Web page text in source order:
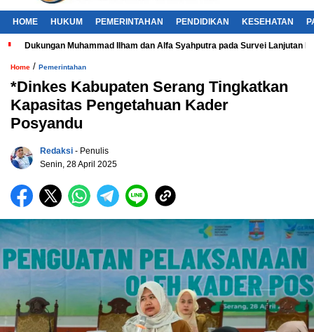
HOME HUKUM PEMERINTAHAN PENDIDIKAN KESEHATAN
Dukungan Muhammad Ilham dan Alfa Syahputra pada Survei Lanjutan
Home / Pemerintahan
*Dinkes Kabupaten Serang Tingkatkan
Kapasitas Pengetahuan Kader
Posyandu
Redaksi - Penulis
Senin, 28 April 2025